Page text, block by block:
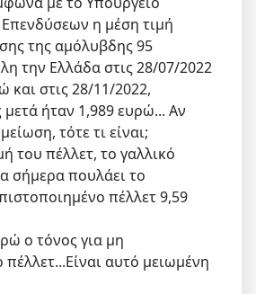
η μέση τιμή
της αμόλυβδης 95
την Ελλάδα στις 28/07/2022
και στις 28/11/2022,
μετά ήταν 1,989 ευρώ... Αν
τότε τι είναι;
του πέλλετ, το γαλλικό
σήμερα πουλάει το
πέλλετ 9,59
ο τόνος για μη
αυτό μειωμένη